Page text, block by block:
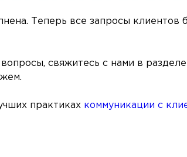
Теперь все запросы клиентов
вопросы, свяжитесь с нами в
практиках коммуникации с